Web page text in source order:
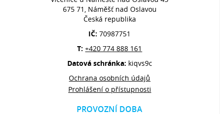
675 71, Náměšť nad Oslavou
Česká republika
IČ:70987751
T:+420 774 888 161
Datová schránka: kiqvs9c
Ochrana osobních údajů
Prohlášení o přístupnosti
PROVOZNÍ DOBA